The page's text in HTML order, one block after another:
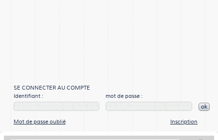
SE CONNECTER AU COMPTE
Identifiant :
mot de passe :
ok
Mot de passe oublié Inscription